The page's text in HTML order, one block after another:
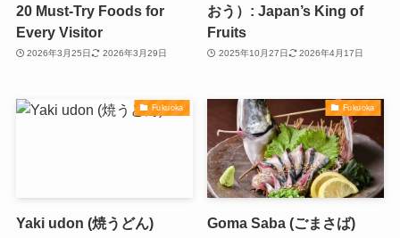
20 Must-Try Foods for
Every Visitor
2026年3月25日 2026年3月29日
おう）: Japan’s King of
Fruits
2025年10月27日 2026年4月17日
Fukuoka
Yaki udon (焼うどん)
Fukuoka
Goma Saba (ごまさば)